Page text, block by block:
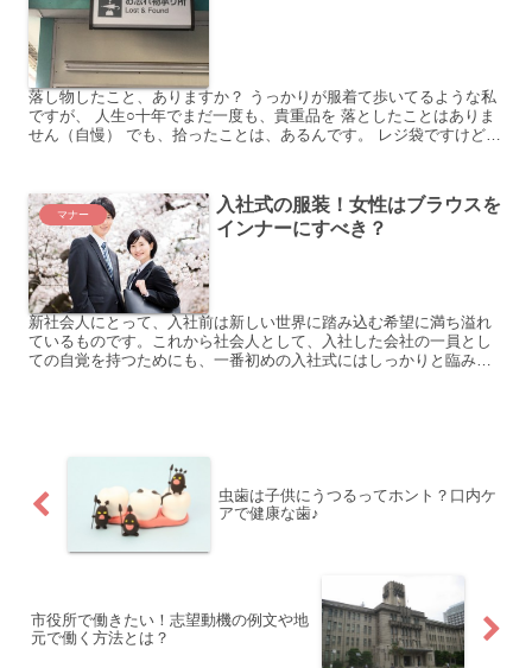
落し物したこと、ありますか？ うっかりが服着て歩いてるような私
ですが、 人生○十年でまだ一度も、貴重品を 落としたことはありま
せん（自慢） でも、拾ったことは、あるんです。 レジ袋ですけど。
マナー
入社式の服装！女性はブラウスを
インナーにすべき？
新社会人にとって、入社前は新しい世界に踏み込む希望に満ち溢れ
ているものです。これから社会人として、入社した会社の一員とし
ての自覚を持つためにも、一番初めの入社式にはしっかりと臨みた
虫歯は子供にうつるってホント？口内ケ
アで健康な歯♪
市役所で働きたい！志望動機の例文や地
元で働く方法とは？